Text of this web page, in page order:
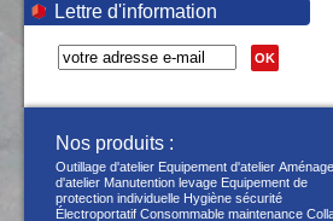
Lettre d'information
OK
Nos produits :
Outillage d'atelier Equipement d'atelier
d'atelier Manutention levage Equipement de
protection individuelle Hygiène sécurité
Électroportatif Consommable maintenance